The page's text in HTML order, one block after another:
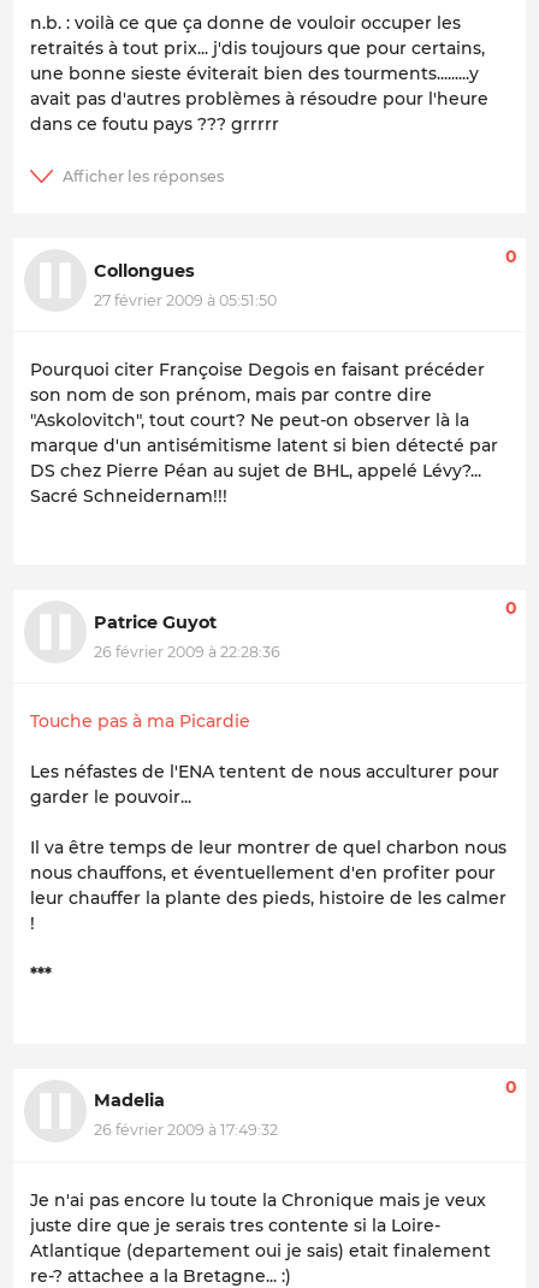
n.b. : voilà ce que ça donne de vouloir occuper les
retraités à tout prix... j'dis toujours que pour certains,
une bonne sieste éviterait bien des tourments.........y
avait pas d'autres problèmes à résoudre pour l'heure
dans ce foutu pays ??? grrrrr
Collongues
27 février 2009 à 05:51:50
0
Pourquoi citer Françoise Degois en faisant précéder
son nom de son prénom, mais par contre dire
"Askolovitch", tout court? Ne peut-on observer là la
marque d'un antisémitisme latent si bien détecté par
DS chez Pierre Péan au sujet de BHL, appelé Lévy?...
Sacré Schneidernam!!!
Patrice Guyot
26 février 2009 à 22:28:36
0
Touche pas à ma Picardie
Les néfastes de l'ENA tentent de nous acculturer pour
garder le pouvoir...
Il va être temps de leur montrer de quel charbon nous
nous chauffons, et éventuellement d'en profiter pour
leur chauffer la plante des pieds, histoire de les calmer
!
***
Madelia
26 février 2009 à 17:49:32
0
Je n'ai pas encore lu toute la Chronique mais je veux
juste dire que je serais tres contente si la Loire-
Atlantique (departement oui je sais) etait finalement
re-? attachee a la Bretagne... :)